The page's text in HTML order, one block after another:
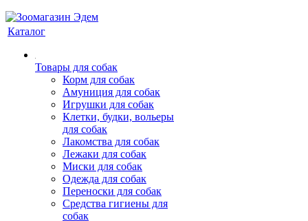
Каталог
Товары для собак
Корм для собак
Амуниция для собак
Игрушки для собак
Клетки, будки, вольеры
для собак
Лакомства для собак
Лежаки для собак
Миски для собак
Одежда для собак
Переноски для собак
Средства гигиены для
собак